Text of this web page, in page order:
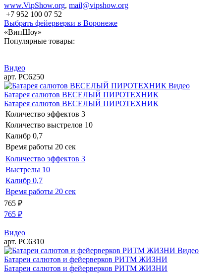
www.VipShow.org, mail@vipshow.org
+7 952 100 07 52
Выбрать фейерверки в Воронеже
«ВипШоу»
Популярные товары:
Видео
арт. РС6250
Видео
Батарея салютов ВЕСЕЛЫЙ ПИРОТЕХНИК
Батарея салютов ВЕСЕЛЫЙ ПИРОТЕХНИК
Количество эффектов 3
Количество выстрелов 10
Калибр 0,7
Время работы 20 сек
Количество эффектов 3
Выстрелы 10
Калибр 0,7
Время работы 20 сек
765 ₽
765 ₽
Видео
арт. РС6310
Видео
Батареи салютов и фейерверков РИТМ ЖИЗНИ
Батареи салютов и фейерверков РИТМ ЖИЗНИ